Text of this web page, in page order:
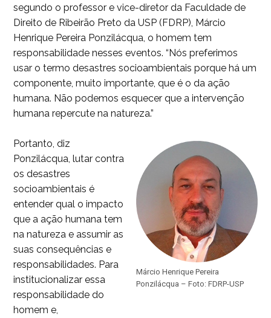
segundo o professor e vice-diretor da Faculdade de
Direito de Ribeirão Preto da USP (FDRP), Márcio
Henrique Pereira Ponzilácqua, o homem tem
responsabilidade nesses eventos. “Nós preferimos
usar o termo desastres socioambientais porque há um
componente, muito importante, que é o da ação
humana. Não podemos esquecer que a intervenção
humana repercute na natureza.”
Márcio Henrique Pereira
Ponzilácqua – Foto: FDRP-USP
Portanto, diz
Ponzilácqua, lutar contra
os desastres
socioambientais é
entender qual o impacto
que a ação humana tem
na natureza e assumir as
suas consequências e
responsabilidades. Para
institucionalizar essa
responsabilidade do
homem e,